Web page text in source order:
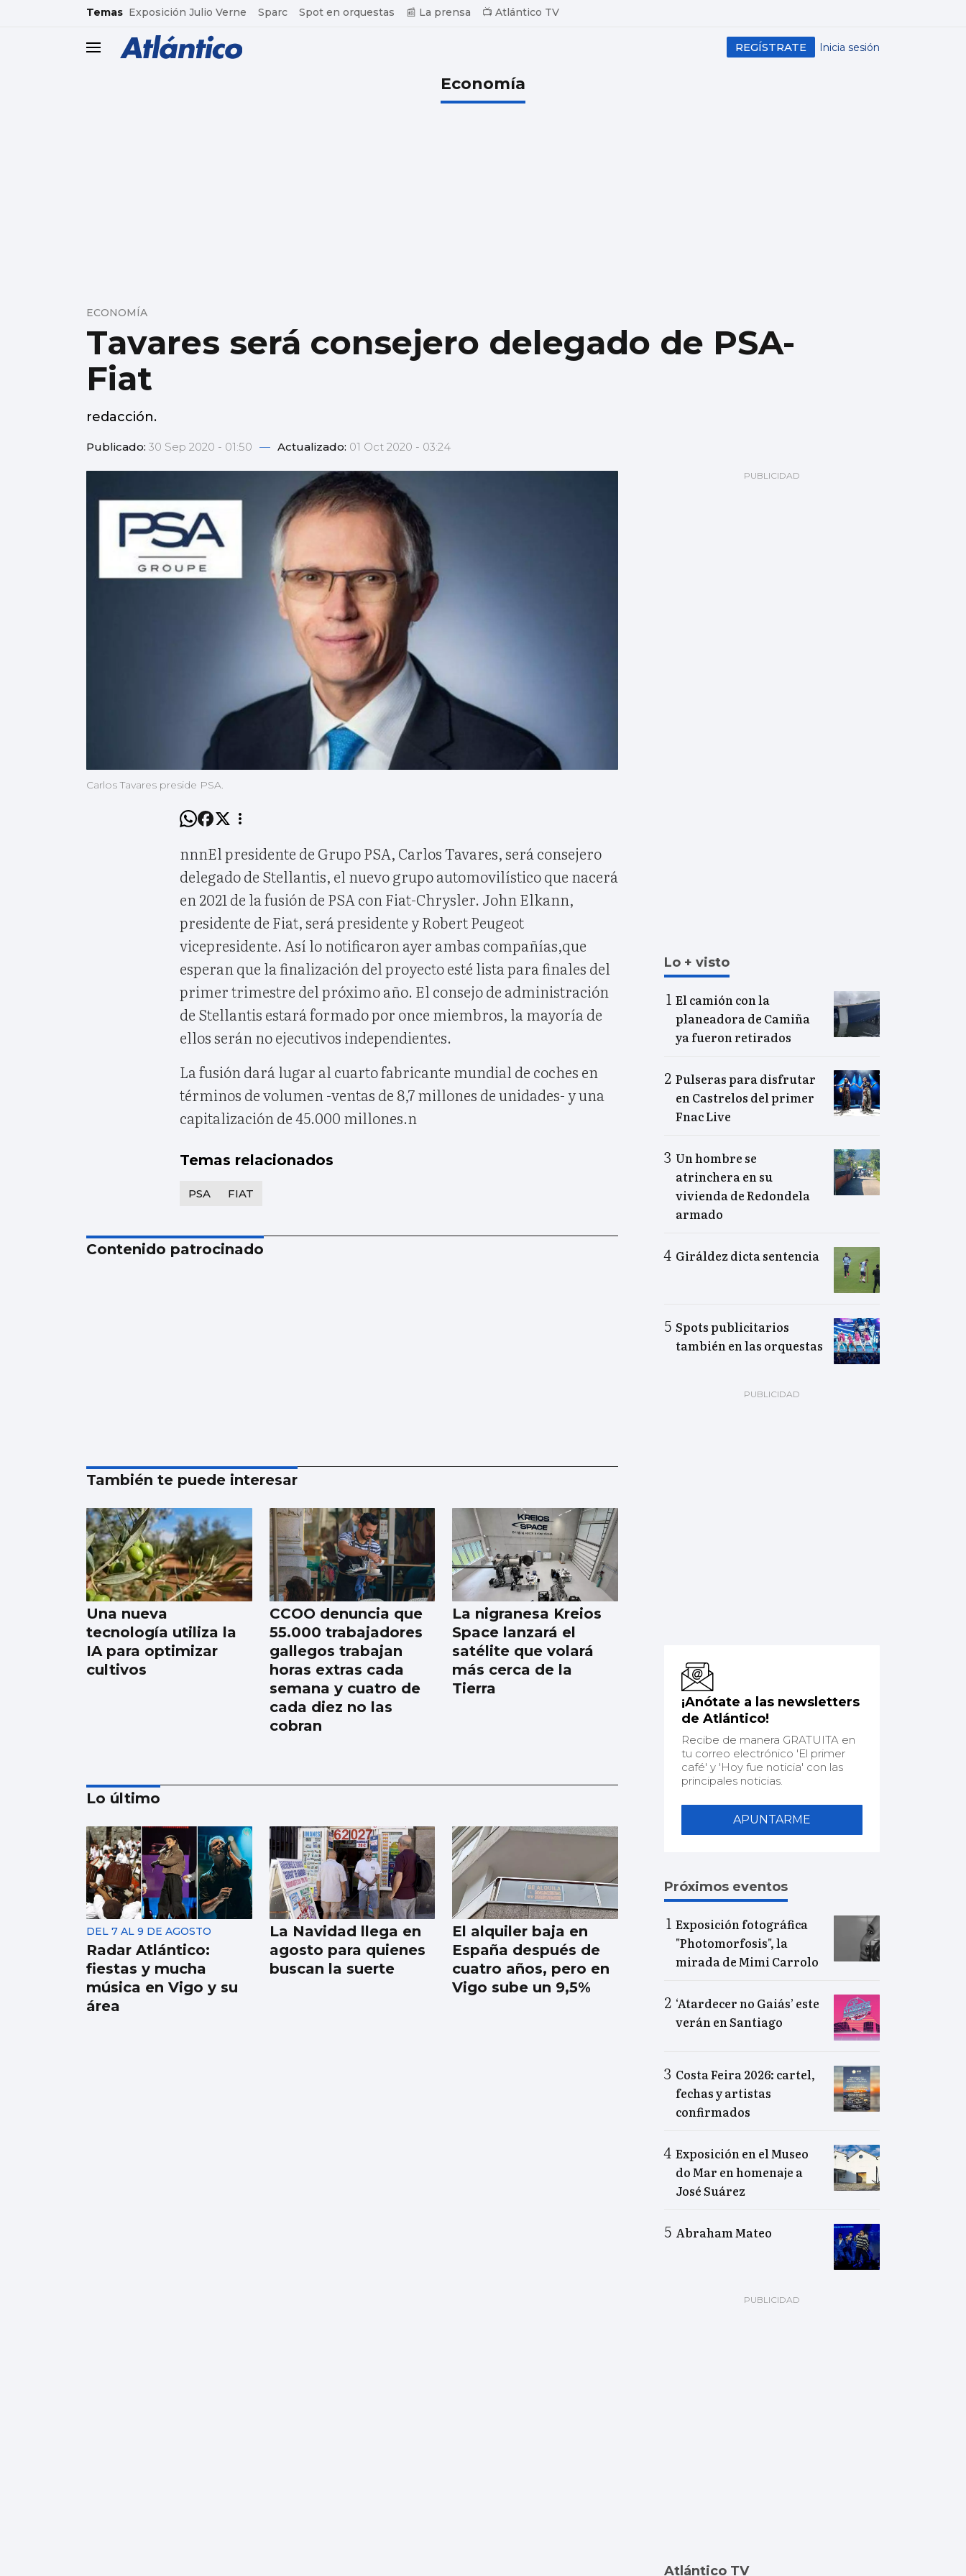
common.go-to-content
Temas Exposición Julio Verne Sparc Spot en orquestas 📰 La prensa 📺 Atlántico TV
header.menu.open Inicia sesión
REGÍSTRATE
Economía
Tavares será consejero delegado de PSA-
Fiat
ECONOMÍA
redacción.
Publicado: 30 Sep 2020 - 01:50 — Actualizado: 01 Oct 2020 - 03:24
Carlos Tavares preside PSA.
nnnEl presidente de Grupo PSA, Carlos Tavares, será consejero
delegado de Stellantis, el nuevo grupo automovilístico que nacerá
en 2021 de la fusión de PSA con Fiat-Chrysler. John Elkann,
presidente de Fiat, será presidente y Robert Peugeot
vicepresidente. Así lo notificaron ayer ambas compañías,que
esperan que la finalización del proyecto esté lista para finales del
primer trimestre del próximo año. El consejo de administración
de Stellantis estará formado por once miembros, la mayoría de
ellos serán no ejecutivos independientes.
La fusión dará lugar al cuarto fabricante mundial de coches en
términos de volumen -ventas de 8,7 millones de unidades- y una
capitalización de 45.000 millones.n
Temas relacionados
PSA FIAT
Contenido patrocinado
También te puede interesar
Una nueva
tecnología utiliza la
IA para optimizar
cultivos
CCOO denuncia que
55.000 trabajadores
gallegos trabajan
horas extras cada
semana y cuatro de
cada diez no las
cobran
La nigranesa Kreios
Space lanzará el
satélite que volará
más cerca de la
Tierra
Récord de personas
afiliadas en Vigo y
provincia en julio
aunque sube el paro
Lo último
DEL 7 AL 9 DE AGOSTO
Radar Atlántico:
fiestas y mucha
música en Vigo y su
área
La Navidad llega en
agosto para quienes
buscan la suerte
El alquiler baja en
España después de
cuatro años, pero en
Vigo sube un 9,5%
Lo + visto
El camión con la
planeadora de Camiña
ya fueron retirados
Pulseras para disfrutar
en Castrelos del primer
Fnac Live
Un hombre se
atrinchera en su
vivienda de Redondela
armado
Giráldez dicta sentencia
Spots publicitarios
también en las orquestas
¡Anótate a las newsletters
de Atlántico!
Recibe de manera GRATUITA en
tu correo electrónico 'El primer
café' y 'Hoy fue noticia' con las
principales noticias.
APUNTARME
Próximos eventos
Exposición fotográfica
"Photomorfosis", la
mirada de Mimi Carrolo
‘Atardecer no Gaiás’ este
verán en Santiago
Costa Feira 2026: cartel,
fechas y artistas
confirmados
Exposición en el Museo
do Mar en homenaje a
José Suárez
Abraham Mateo
Atlántico TV